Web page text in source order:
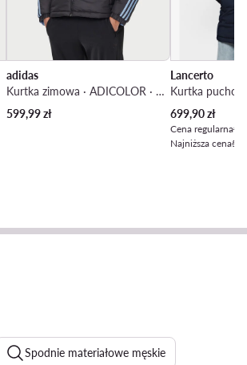
adidas
Kurtka zimowa · ADICOLOR · Czarny
599,99zł
Lancerto
Kurtka
Aktualna cena
699,90zł
Cena regularna
Najniższa cena
Spodnie materiałowe męskie